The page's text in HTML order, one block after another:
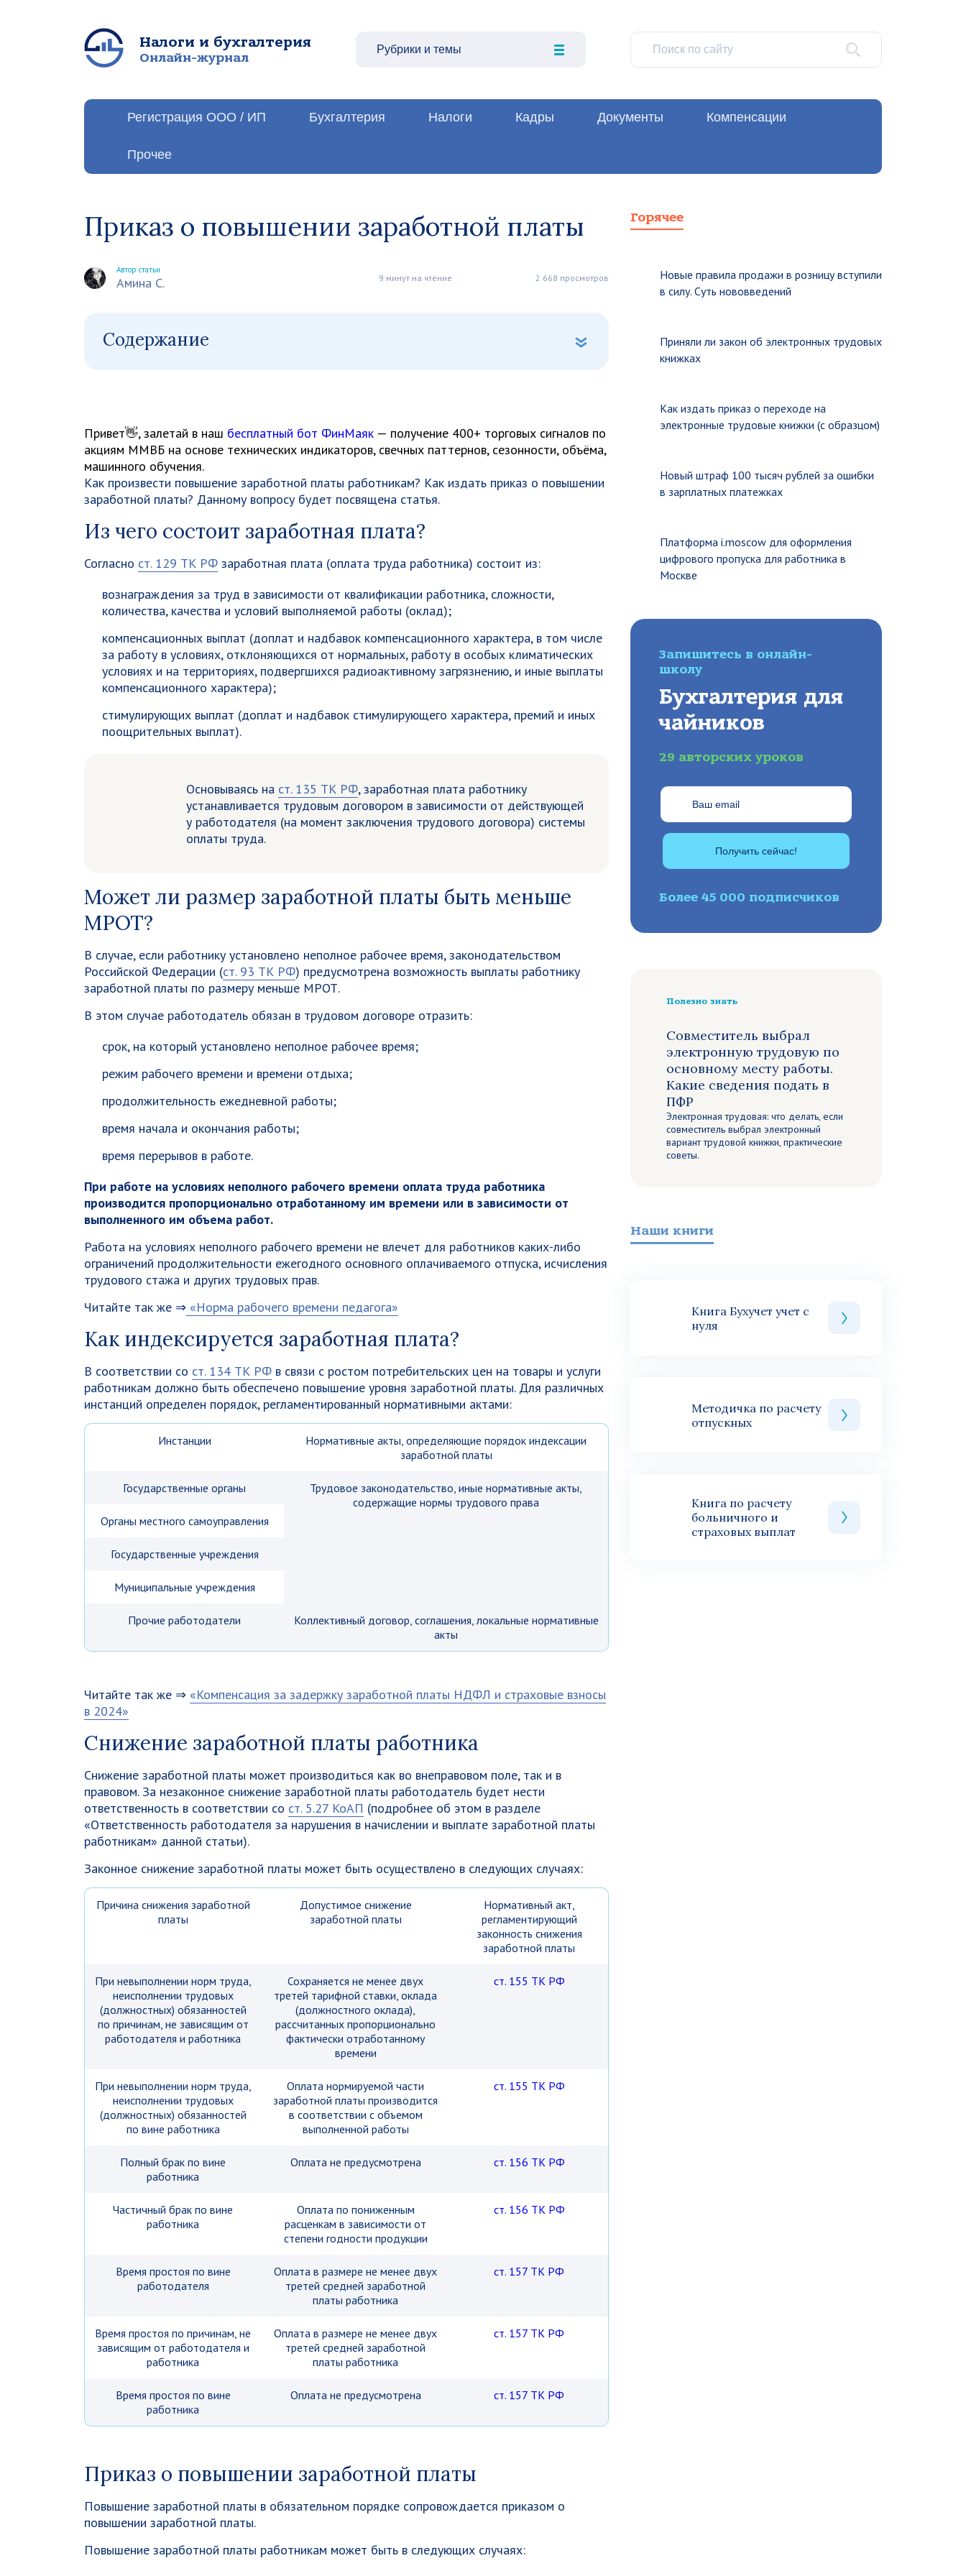
Налоги и бухгалтерия
Онлайн-журнал
Рубрики и темы
Регистрация ООО / ИП Бухгалтерия Налоги Кадры Документы Компенсации
Прочее
Приказ о повышении заработной платы
Автор статьи
Амина С. 9 минут на чтение 2 668 просмотров
Содержание
Привет👋, залетай в наш бесплатный бот ФинМаяк — получение 400+ торговых сигналов по
акциям ММВБ на основе технических индикаторов, свечных паттернов, сезонности, объёма,
машинного обучения.
Как произвести повышение заработной платы работникам? Как издать приказ о повышении
заработной платы? Данному вопросу будет посвящена статья.
Из чего состоит заработная плата?
Согласно ст. 129 ТК РФ заработная плата (оплата труда работника) состоит из:
вознаграждения за труд в зависимости от квалификации работника, сложности,
количества, качества и условий выполняемой работы (оклад);
компенсационных выплат (доплат и надбавок компенсационного характера, в том числе
за работу в условиях, отклоняющихся от нормальных, работу в особых климатических
условиях и на территориях, подвергшихся радиоактивному загрязнению, и иные выплаты
компенсационного характера);
стимулирующих выплат (доплат и надбавок стимулирующего характера, премий и иных
поощрительных выплат).
Основываясь на ст. 135 ТК РФ, заработная плата работнику
устанавливается трудовым договором в зависимости от действующей
у работодателя (на момент заключения трудового договора) системы
оплаты труда.
Может ли размер заработной платы быть меньше
МРОТ?
В случае, если работнику установлено неполное рабочее время, законодательством
Российской Федерации (ст. 93 ТК РФ) предусмотрена возможность выплаты работнику
заработной платы по размеру меньше МРОТ.
В этом случае работодатель обязан в трудовом договоре отразить:
срок, на который установлено неполное рабочее время;
режим рабочего времени и времени отдыха;
продолжительность ежедневной работы;
время начала и окончания работы;
время перерывов в работе.
При работе на условиях неполного рабочего времени оплата труда работника
производится пропорционально отработанному им времени или в зависимости от
выполненного им объема работ.
Работа на условиях неполного рабочего времени не влечет для работников каких-либо
ограничений продолжительности ежегодного основного оплачиваемого отпуска, исчисления
трудового стажа и других трудовых прав.
Читайте так же ⇒ «Норма рабочего времени педагога»
Как индексируется заработная плата?
В соответствии со ст. 134 ТК РФ в связи с ростом потребительских цен на товары и услуги
работникам должно быть обеспечено повышение уровня заработной платы. Для различных
инстанций определен порядок, регламентированный нормативными актами:
Инстанции
Нормативные акты, определяющие порядок индексации
заработной платы
Государственные органы
Трудовое законодательство, иные нормативные акты,
содержащие нормы трудового права
Органы местного самоуправления
Государственные учреждения
Муниципальные учреждения
Прочие работодатели
Коллективный договор, соглашения, локальные нормативные
акты
Читайте так же ⇒ «Компенсация за задержку заработной платы НДФЛ и страховые взносы
в 2024»
Снижение заработной платы работника
Снижение заработной платы может производиться как во внеправовом поле, так и в
правовом. За незаконное снижение заработной платы работодатель будет нести
ответственность в соответствии со ст. 5.27 КоАП (подробнее об этом в разделе
«Ответственность работодателя за нарушения в начислении и выплате заработной платы
работникам» данной статьи).
Законное снижение заработной платы может быть осуществлено в следующих случаях:
Причина снижения заработной
платы
Допустимое снижение
заработной платы
Нормативный акт,
регламентирующий
законность снижения
заработной платы
При невыполнении норм труда,
неисполнении трудовых
(должностных) обязанностей
по причинам, не зависящим от
работодателя и работника
Сохраняется не менее двух
третей тарифной ставки, оклада
(должностного оклада),
рассчитанных пропорционально
фактически отработанному
времени
ст. 155 ТК РФ
При невыполнении норм труда,
неисполнении трудовых
(должностных) обязанностей
по вине работника
Оплата нормируемой части
заработной платы производится
в соответствии с объемом
выполненной работы
ст. 155 ТК РФ
Полный брак по вине
работника
Оплата не предусмотрена ст. 156 ТК РФ
Частичный брак по вине
работника
Оплата по пониженным
расценкам в зависимости от
степени годности продукции
ст. 156 ТК РФ
Время простоя по вине
работодателя
Оплата в размере не менее двух
третей средней заработной
платы работника
ст. 157 ТК РФ
Время простоя по причинам, не
зависящим от работодателя и
работника
Оплата в размере не менее двух
третей средней заработной
платы работника
ст. 157 ТК РФ
Время простоя по вине
работника
Оплата не предусмотрена ст. 157 ТК РФ
Приказ о повышении заработной платы
Повышение заработной платы в обязательном порядке сопровождается приказом о
повышении заработной платы.
Повышение заработной платы работникам может быть в следующих случаях:
Горячее
Новые правила продажи в розницу вступили
в силу. Суть нововведений
Приняли ли закон об электронных трудовых
книжках
Как издать приказ о переходе на
электронные трудовые книжки (с образцом)
Новый штраф 100 тысяч рублей за ошибки
в зарплатных платежках
Платформа i.moscow для оформления
цифрового пропуска для работника в
Москве
Запишитесь в онлайн-
школу
Бухгалтерия для
чайников
29 авторских уроков
Получить сейчас!
Более 45 000 подписчиков
Полезно знать
Совместитель выбрал
электронную трудовую по
основному месту работы.
Какие сведения подать в
ПФР
Электронная трудовая: что делать, если
совместитель выбрал электронный
вариант трудовой книжки, практические
советы.
Наши книги
Книга Бухучет учет с
нуля
Методичка по расчету
отпускных
Книга по расчету
больничного и
страховых выплат